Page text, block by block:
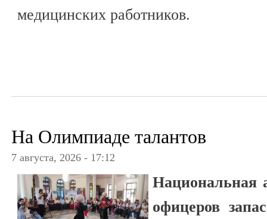
медицинских работников.
На Олимпиаде талантов
7 августа, 2026 - 17:12
Национальная
офицеров